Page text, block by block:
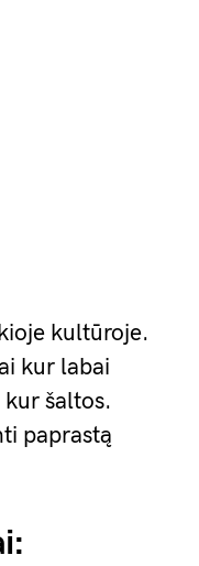
kultūroje.
kur labai
šaltos.
paprastą